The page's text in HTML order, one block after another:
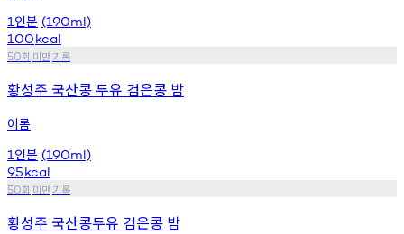
1 인분 (190ml)
100kcal
50회 미만기록
황성주 국산콩 두유 검은콩 밤
이롬
1 인분 (190ml)
95kcal
50회 미만기록
황성주 국산콩두유 검은콩 밤